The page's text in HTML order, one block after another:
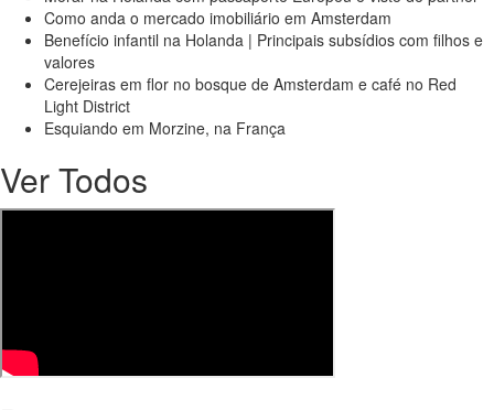
Como anda o mercado imobiliário em Amsterdam
Benefício infantil na Holanda | Principais subsídios com filhos e
valores
Cerejeiras em flor no bosque de Amsterdam e café no Red
Light District
Esquiando em Morzine, na França
Ver Todos